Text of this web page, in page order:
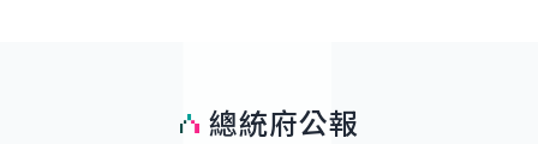
總統府公報